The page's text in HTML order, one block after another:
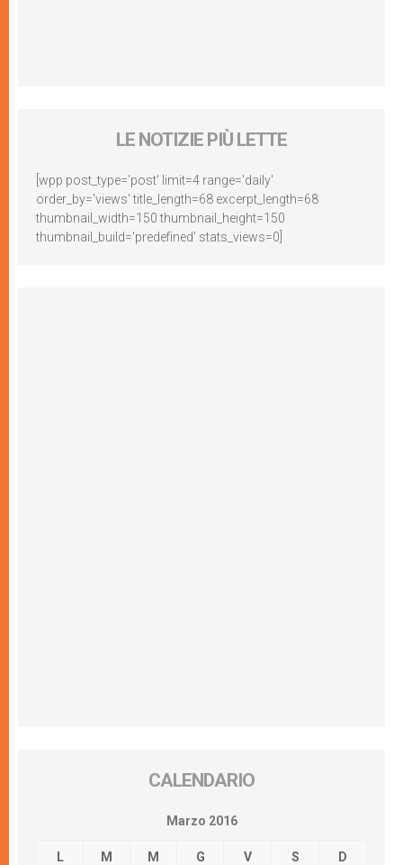
LE NOTIZIE PIÙ LETTE
[wpp post_type='post' limit=4 range='daily'
order_by='views' title_length=68 excerpt_length=68
thumbnail_width=150 thumbnail_height=150
thumbnail_build='predefined' stats_views=0]
CALENDARIO
Marzo 2016
L M M G V S D